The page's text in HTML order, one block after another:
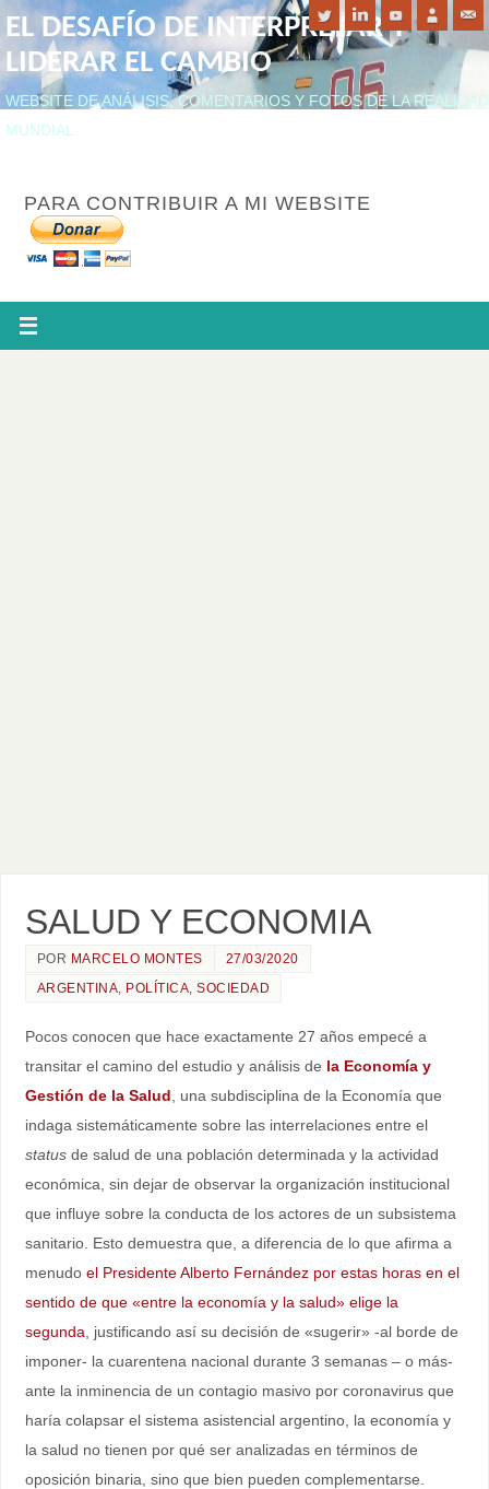
EL DESAFÍO DE INTERPRETAR Y
LIDERAR EL CAMBIO
WEBSITE DE ANÁLISIS, COMENTARIOS Y FOTOS DE LA REALIDAD
MUNDIAL
PARA CONTRIBUIR A MI WEBSITE
SALUD Y ECONOMIA
POR MARCELO MONTES
27/03/2020
ARGENTINA, POLÍTICA,SOCIEDAD
Pocos conocen que hace exactamente 27 años empecé a
transitar el camino del estudio y análisis de la Economía y
Gestión de la Salud , una subdisciplina de la Economía que
indaga sistemáticamente sobre las interrelaciones entre el
statusde salud de una población determinada y la actividad
económica, sin dejar de observar la organización institucional
que influye sobre la conducta de los actores de un subsistema
sanitario. Esto demuestra que, a diferencia de lo que afirma a
menudo el Presidente Alberto Fernández por estas horas en el
sentido de que «entre la economía y la salud» elige la
segunda , justificando así su decisión de «sugerir» -al borde de
imponer- la cuarentena nacional durante 3 semanas – o más-
ante la inminencia de un contagio masivo por coronavirus que
haría colapsar el sistema asistencial argentino, la economía y
la salud no tienen por qué ser analizadas en términos de
oposición binaria, sino que bien pueden complementarse.